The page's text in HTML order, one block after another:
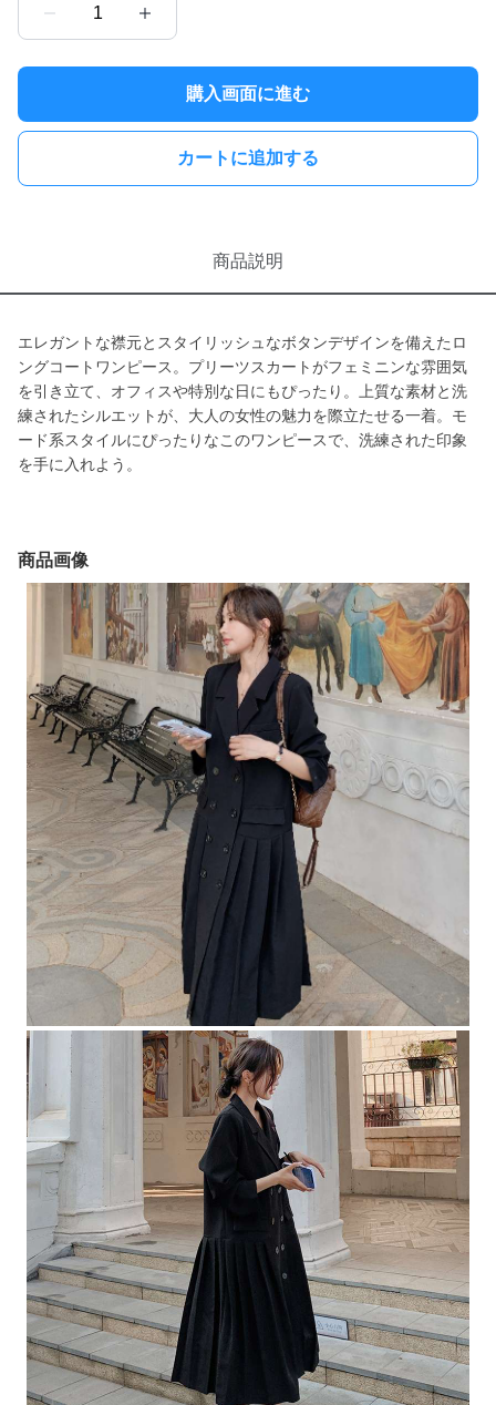
1
購入画面に進む
カートに追加する
商品説明
エレガントな襟元とスタイリッシュなボタンデザインを備えたロ
ングコートワンピース。プリーツスカートがフェミニンな雰囲気
を引き立て、オフィスや特別な日にもぴったり。上質な素材と洗
練されたシルエットが、大人の女性の魅力を際立たせる一着。モ
ード系スタイルにぴったりなこのワンピースで、洗練された印象
を手に入れよう。
商品画像